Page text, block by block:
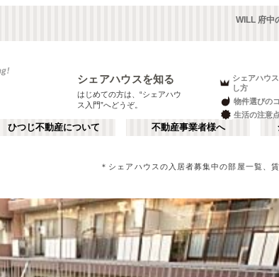
WILL 府中
シェアハウスを知る
はじめての方は、“シェアハウ
ス入門”へどうぞ。
シェアハウ
し方
物件選びの
生活の注意
ひつじ不動産について 不動産事業者様へ
＊シェアハウスの入居者募集中の部屋一覧、